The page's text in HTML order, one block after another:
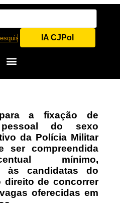
IA CJPol
a fixação de
do sexo
da Polícia Militar
ser compreendida
mínimo,
às candidatas do
direito de concorrer
oferecidas em